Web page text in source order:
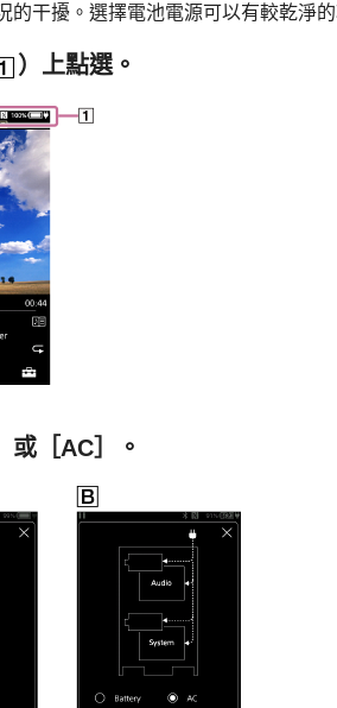
的干擾。選擇電池電源可以有較乾淨
）上點選。
或［AC］。